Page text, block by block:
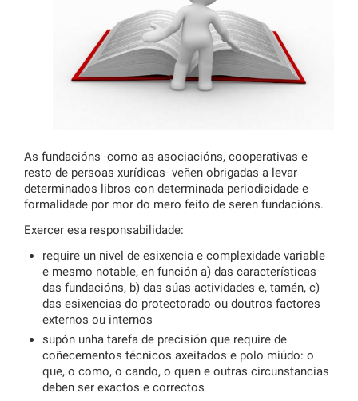
As fundacións -como as asociacións, cooperativas e
resto de persoas xurídicas- veñen obrigadas a levar
determinados libros con determinada periodicidade e
formalidade por mor do mero feito de seren fundacións.
Exercer esa responsabilidade:
require un nivel de esixencia e complexidade variable
e mesmo notable, en función a) das características
das fundacións, b) das súas actividades e, tamén, c)
das esixencias do protectorado ou doutros factores
externos ou internos
supón unha tarefa de precisión que require de
coñecementos técnicos axeitados e polo miúdo: o
que, o como, o cando, o quen e outras circunstancias
deben ser exactos e correctos